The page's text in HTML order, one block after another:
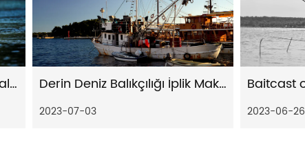
Arka Sürüklemeli İplik Makaralarının Temel Özellikleri Derin Deniz Balıkçılığı İplik Makaralarının Temel Özellikleri
2023-07-03 2023-06-26